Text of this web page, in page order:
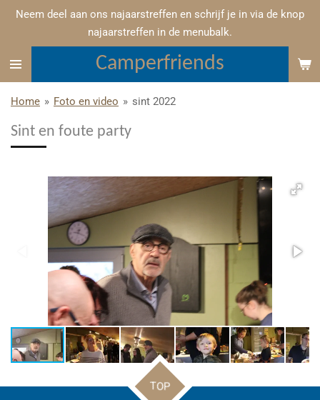
Ga
de
Camperfriends
Neem deel aan ons najaarstreffen en schrijf je in via de knop
najaarstreffen in de menubalk.
Home » Foto en video » sint 2022
Sint en foute party
TOP